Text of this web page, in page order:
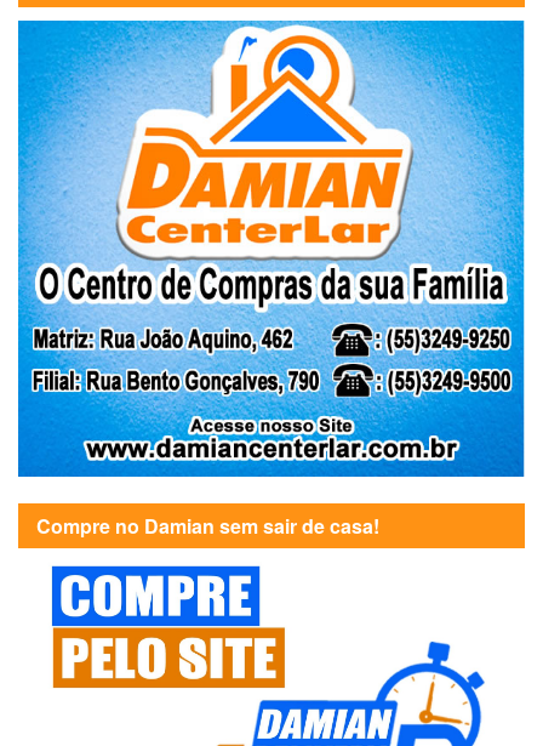
Compre no Damian sem sair de casa!